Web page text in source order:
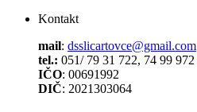
Kontakt
mail: dsslicartovce@gmail.com
tel.: 051/ 79 31 722, 74 99 972
IČO: 00691992
DIČ: 2021303064